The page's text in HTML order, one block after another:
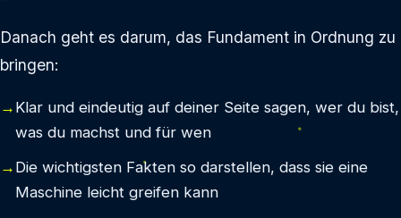
Danach geht es darum, das Fundament in Ordnung zu
bringen:
Klar und eindeutig auf deiner Seite sagen, wer du bist,
was du machst und für wen
Die wichtigsten Fakten so darstellen, dass sie eine
Maschine leicht greifen kann